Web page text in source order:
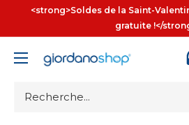
Passer<strong>Soldes de la Saint-
gratuite !</
Giordano